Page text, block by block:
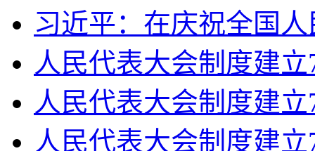
习近平：在庆祝全国
人民代表大会制度建
人民代表大会制度建
人民代表大会制度建